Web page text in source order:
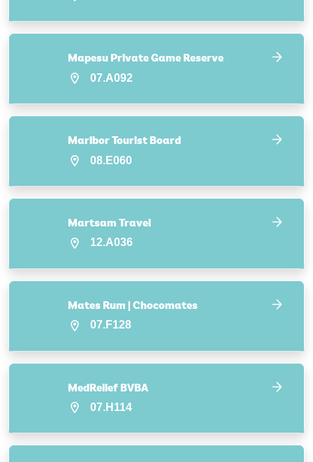
Mapesu Private Game Reserve
07.A092
Maribor Tourist Board
08.E060
Martsam Travel
12.A036
Mates Rum | Chocomates
07.F128
MedRelief BVBA
07.H114